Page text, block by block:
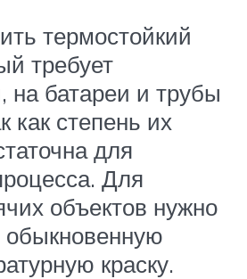
термостойкий
требует
на батареи и трубы
как степень их
для
Для
объектов нужно
обыкновенную
краску.